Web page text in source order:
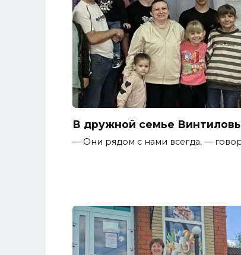
В дружной семье
— Они рядом с нами всегда, —